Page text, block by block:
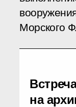
Морского
на